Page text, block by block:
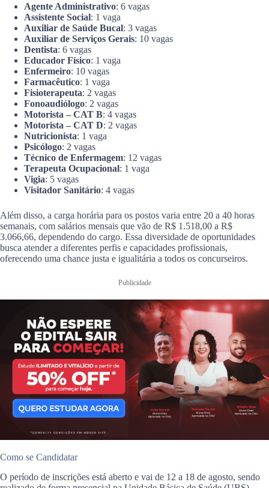
Agente Administrativo: 6 vagas
Assistente Social: 1 vaga
Auxiliar de Saúde Bucal: 3 vagas
Auxiliar de Serviços Gerais: 10 vagas
Dentista: 6 vagas
Educador Físico: 1 vaga
Enfermeiro: 10 vagas
Farmacêutico: 1 vaga
Fisioterapeuta: 2 vagas
Fonoaudiólogo: 2 vagas
Motorista – CAT B: 4 vagas
Motorista – CAT D: 2 vagas
Nutricionista: 1 vaga
Psicólogo: 2 vagas
Técnico de Enfermagem: 12 vagas
Terapeuta Ocupacional: 1 vaga
Vigia: 5 vagas
Visitador Sanitário: 4 vagas
Além disso, a carga horária para os postos varia entre 20 a 40 horas
semanais, com salários mensais que vão de R$ 1.518,00 a R$
3.066,66, dependendo do cargo. Essa diversidade de oportunidades
busca atender a diferentes perfis e capacidades profissionais,
oferecendo uma chance justa e igualitária a todos os concurseiros.
Publicidade
Como se Candidatar
O período de inscrições está aberto e vai de 12 a 18 de agosto, sendo